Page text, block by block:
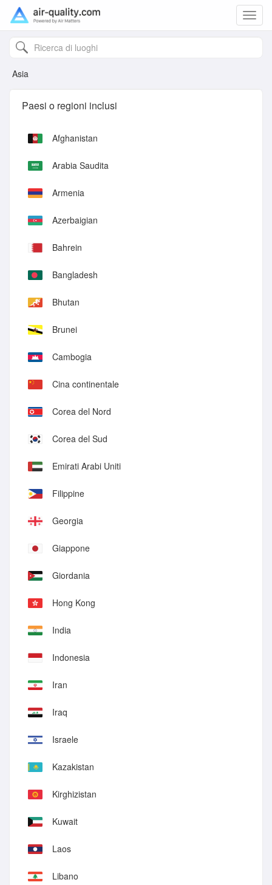
Asia
Paesi o regioni inclusi
Afghanistan
Arabia Saudita
Armenia
Azerbaigian
Bahrein
Bangladesh
Bhutan
Brunei
Cambogia
Cina continentale
Corea del Nord
Corea del Sud
Emirati Arabi Uniti
Filippine
Georgia
Giappone
Giordania
Hong Kong
India
Indonesia
Iran
Iraq
Israele
Kazakistan
Kirghizistan
Kuwait
Laos
Libano